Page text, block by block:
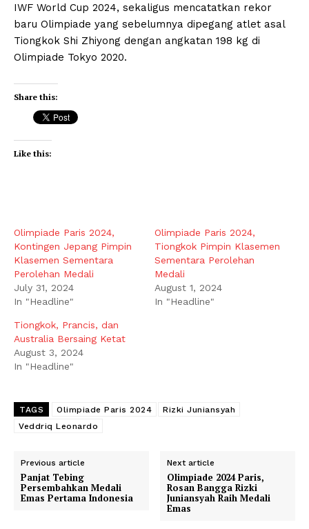
IWF World Cup 2024, sekaligus mencatatkan rekor
baru Olimpiade yang sebelumnya dipegang atlet asal
Tiongkok Shi Zhiyong dengan angkatan 198 kg di
Olimpiade Tokyo 2020.
Share this:
Like this:
Olimpiade Paris 2024,
Kontingen Jepang Pimpin
Klasemen Sementara
Perolehan Medali
July 31, 2024
In "Headline"
Olimpiade Paris 2024,
Tiongkok Pimpin Klasemen
Sementara Perolehan
Medali
August 1, 2024
In "Headline"
Tiongkok, Prancis, dan
Australia Bersaing Ketat
August 3, 2024
In "Headline"
TAGS Olimpiade Paris 2024
Rizki Juniansyah
Veddriq Leonardo
Previous article
Panjat Tebing
Persembahkan Medali
Emas Pertama Indonesia
Next article
Olimpiade 2024 Paris,
Rosan Bangga Rizki
Juniansyah Raih Medali
Emas